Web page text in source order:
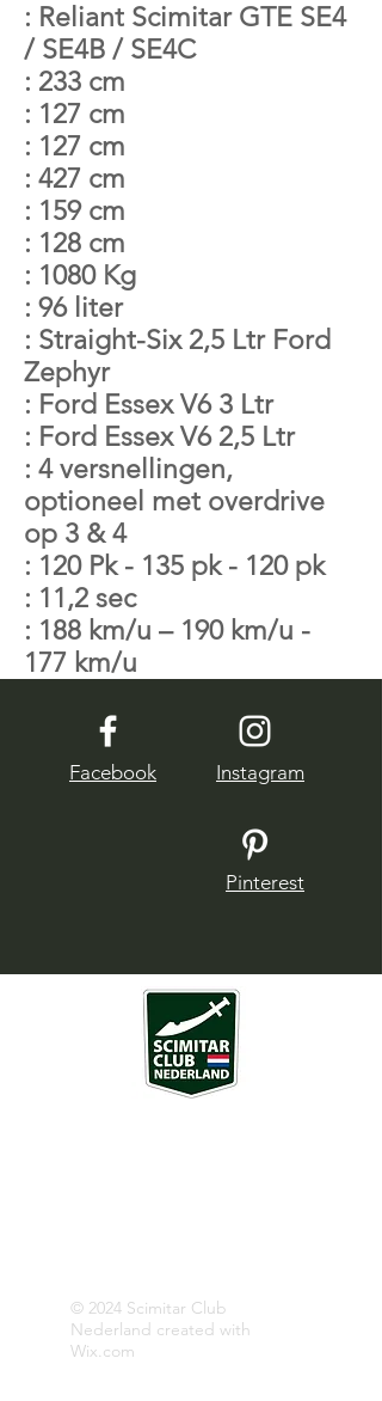
: Reliant Scimitar GTE SE4
/ SE4B / SE4C
: 233 cm
: 127 cm
: 127 cm
: 427 cm
: 159 cm
: 128 cm
: 1080 Kg
: 96 liter
: Straight-Six 2,5 Ltr Ford
Zephyr
: Ford Essex V6 3 Ltr
: Ford Essex V6 2,5 Ltr
: 4 versnellingen,
optioneel met overdrive
op 3 & 4
: 120 Pk - 135 pk - 120 pk
: 11,2 sec
: 188 km/u – 190 km/u -
177 km/u
Facebook Instagram
Pinterest
© 2024 Scimitar Club
Nederland created with
Wix.com